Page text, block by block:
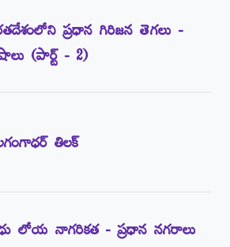
ప్రధాన గిరిజన తెగలు -
(పార్ట్‌ - 2)
తిలక్‌
లోయ నాగరికత - ప్రధాన నగరాలు